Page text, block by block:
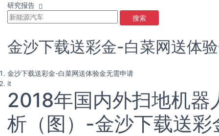
研究报告
搜索
金沙下载送彩金-白菜网送体
金沙下载送彩金-白菜网送体验金无需申请
it
2018年国内外扫地机器
析（图）-金沙下载送彩